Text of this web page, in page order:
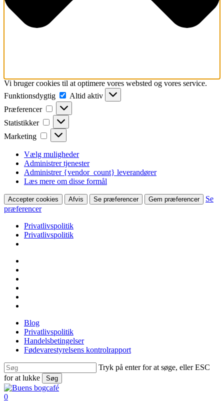
Vi bruger cookies til at optimere vores websted og vores service.
Funktionsdygtig
Funktionsdygtig
Altid aktiv
Præferencer
Præferencer
Statistikker Statistikker
Marketing Marketing
Vælg muligheder
Administrer tjenester
Administrer {vendor_count} leverandører
Læs mere om disse formål
Accepter cookies Afvis Se præferencer Gem præferencer
Se
præferencer
Privatlivspolitik
Privatlivspolitik
Skip
main
content
Blog
Privatlivspolitik
Handelsbetingelser
Fødevarestyrelsens kontrolrapport
Tryk på enter for at søge, eller ESC
for at lukke
Søg
Close
Search
search
0